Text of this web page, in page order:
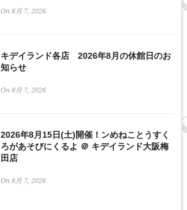
On 8月 7, 2026
キデイランド各店 2026年8月の休館日のお
知らせ
On 8月 7, 2026
2026年8月15日(土)開催！ンめねことうすく
ろがあそびにくるよ ＠ キデイランド大阪梅
田店
On 8月 7, 2026